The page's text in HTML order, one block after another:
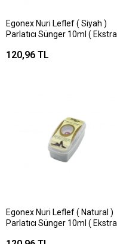
Egonex Nuri Leflef ( Siyah )
Parlatıcı Sünger 10ml ( Ekstra
Parlatma )*6x12
120,96 TL
Egonex Nuri Leflef ( Natural )
Parlatıcı Sünger 10ml ( Ekstra